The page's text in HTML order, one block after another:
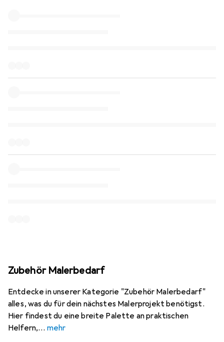
Zubehör Malerbedarf
Entdecke in unserer Kategorie "Zubehör Malerbedarf"
alles, was du für dein nächstes Malerprojekt benötigst.
Hier findest du eine breite Palette an praktischen
Helfern,
mehr